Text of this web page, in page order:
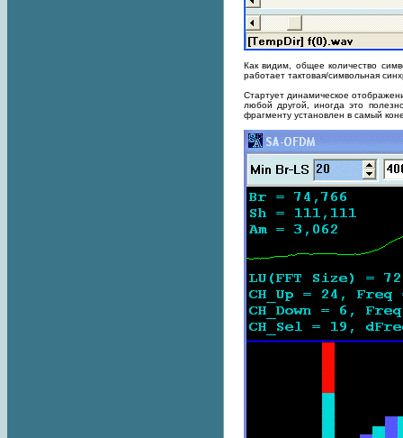
Как видим, общее количество
работает тактовая/символьная
Стартует динамическое
любой другой, иногда это
фрагменту установлен в самый